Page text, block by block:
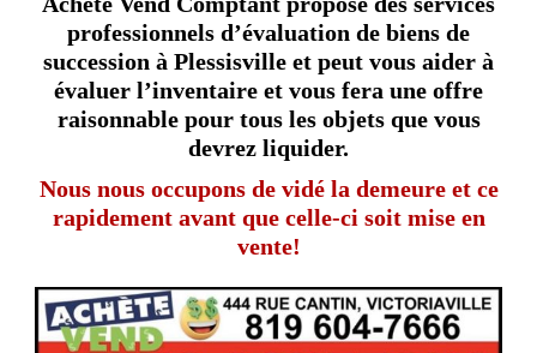
professionnels d’évaluation de biens de
succession à Plessisville et peut vous aider à
évaluer l’inventaire et vous fera une offre
raisonnable pour tous les objets que vous
devrez liquider.
Nous nous occupons de vidé la demeure et ce
rapidement avant que celle-ci soit mise en
vente!